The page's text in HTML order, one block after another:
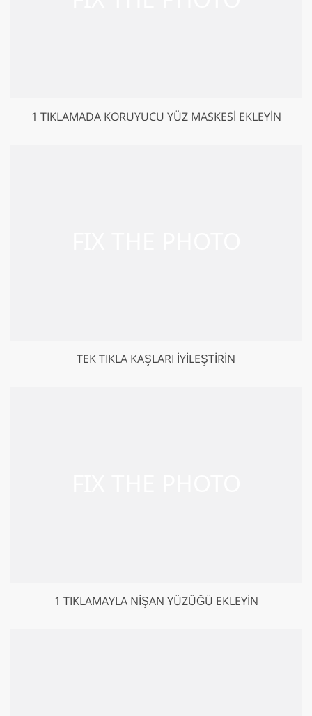
1 TIKLAMADA KORUYUCU YÜZ MASKESI EKLEYIN
TEK TIKLA KAŞLARI İYILEŞTIRIN
1 TIKLAMAYLA NIŞAN YÜZÜĞÜ EKLEYIN